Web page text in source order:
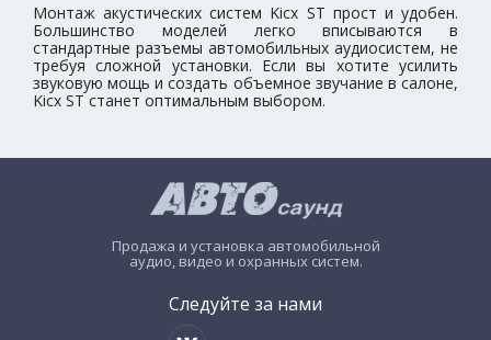
Монтаж акустических систем Kicx ST прост и удобен.
Большинство моделей легко вписываются в
стандартные разъемы автомобильных аудиосистем, не
требуя сложной установки. Если вы хотите усилить
звуковую мощь и создать объемное звучание в салоне,
Kicx ST станет оптимальным выбором.
Продажа и установка автомобильной
аудио, видео и охранных систем.
Следуйте за нами